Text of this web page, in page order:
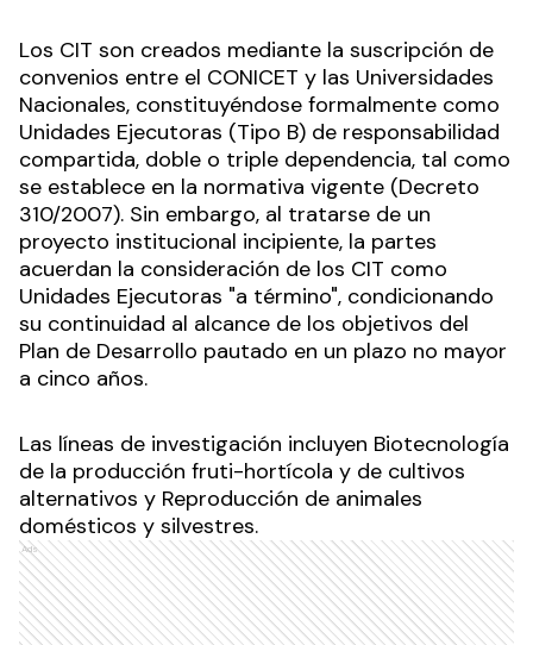
Los CIT son creados mediante la suscripción de
convenios entre el CONICET y las Universidades
Nacionales, constituyéndose formalmente como
Unidades Ejecutoras (Tipo B) de responsabilidad
compartida, doble o triple dependencia, tal como
se establece en la normativa vigente (Decreto
310/2007). Sin embargo, al tratarse de un
proyecto institucional incipiente, la partes
acuerdan la consideración de los CIT como
Unidades Ejecutoras "a término", condicionando
su continuidad al alcance de los objetivos del
Plan de Desarrollo pautado en un plazo no mayor
a cinco años.
Las líneas de investigación incluyen Biotecnología
de la producción fruti-hortícola y de cultivos
alternativos y Reproducción de animales
domésticos y silvestres.
Ads